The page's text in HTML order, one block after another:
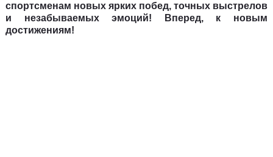
спортсменам новых ярких побед, точных выстрелов
и незабываемых эмоций! Вперед, к новым
достижениям!